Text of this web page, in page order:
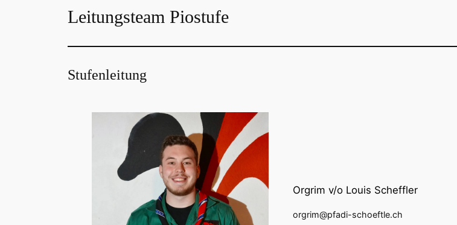
Leitungsteam Piostufe
Stufenleitung
Orgrim v/o Louis Scheffler
orgrim@pfadi-schoeftle.ch